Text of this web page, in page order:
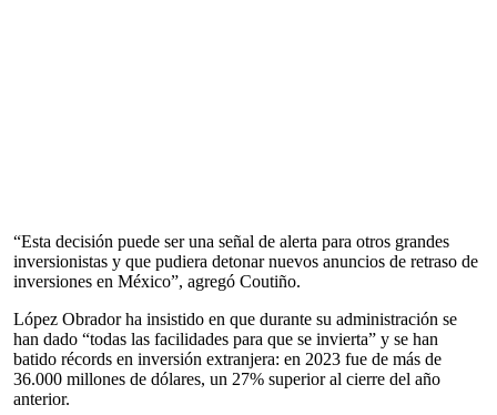
“Esta decisión puede ser una señal de alerta para otros grandes
inversionistas y que pudiera detonar nuevos anuncios de retraso de
inversiones en México”, agregó Coutiño.
López Obrador ha insistido en que durante su administración se
han dado “todas las facilidades para que se invierta” y se han
batido récords en inversión extranjera: en 2023 fue de más de
36.000 millones de dólares, un 27% superior al cierre del año
anterior.